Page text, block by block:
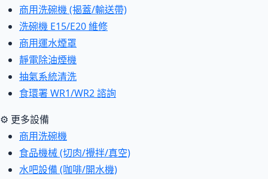
商用洗碗機 (揭蓋/輸送帶)
洗碗機 E15/E20 維修
商用運水煙罩
靜電除油煙機
抽氣系統清洗
食環署 WR1/WR2 諮詢
⚙ 更多設備
商用洗碗機
食品機械 (切肉/攪拌/真空)
水吧設備 (咖啡/開水機)